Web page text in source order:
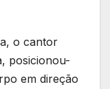
o cantor
posicionou-
em direção